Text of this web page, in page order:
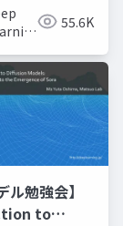
55.6K
ル勉強会】
to